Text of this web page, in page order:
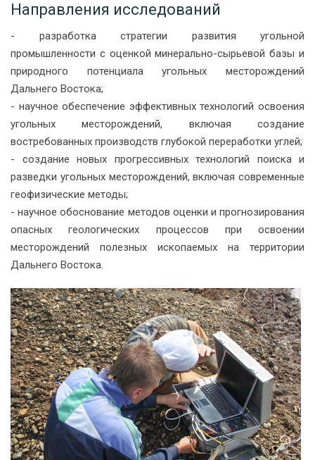
Направления исследований
- разработка стратегии развития угольной
промышленности с оценкой минерально-сырьевой базы и
природного потенциала угольных месторождений
Дальнего Востока;
- научное обеспечение эффективных технологий освоения
угольных месторождений, включая создание
востребованных производств глубокой переработки углей;
- создание новых прогрессивных технологий поиска и
разведки угольных месторождений, включая современные
геофизические методы;
- научное обоснование методов оценки и прогнозирования
опасных геологических процессов при освоении
месторождений полезных ископаемых на территории
Дальнего Востока.
Посмотреть